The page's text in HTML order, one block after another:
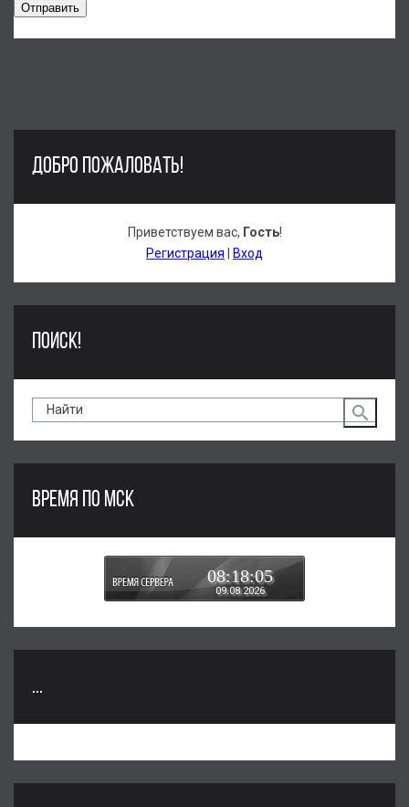
Отправить
ДОБРО ПОЖАЛОВАТЬ!
Приветствуем вас, Гость!
Регистрация
Вход
ПОИСК!
ВРЕМЯ ПО МСК
08:18:06
09.08.2026
...